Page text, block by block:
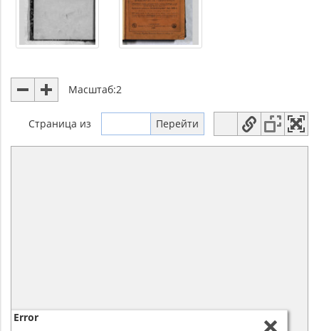
Масштаб:2
Страница из
Error